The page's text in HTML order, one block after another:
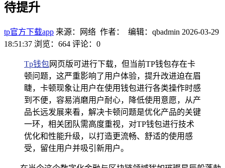
待提升
tp官方下载app 来源：网络 作者： 编辑：qbadmin 2026-03-29
18:51:37 浏览：664 评论：0
Tp钱包网页版可进行下载，但当前TP钱包存在卡
顿问题，这严重影响了用户体验，提升改进迫在眉
睫，卡顿现象让用户在使用钱包进行各类操作时感
到不便，容易消磨用户耐心，降低使用意愿，从产
品长远发展来看，解决卡顿问题是优化产品的关键
一环，相关团队需高度重视，对TP钱包进行技术
优化和性能升级，以打造更流畅、舒适的使用感
受，留住用户并吸引新用户。